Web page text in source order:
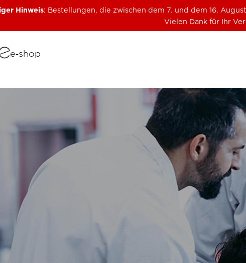
Hinweis: Bestellungen, die zwischen dem 7. und dem 16.
Vielen Dank für Ihr
e‑shop